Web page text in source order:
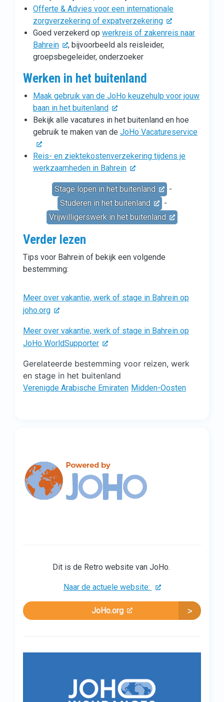
Offerte & Advies voor een internationale
zorgverzekering of expatverzekering
Goed verzekerd op werkreis of zakenreis naar
Bahrein
, bijvoorbeeld als reisleider,
groepsbegeleider, onderzoeker
Werken in het buitenland
Maak gebruik van de JoHo keuzehulp voor jouw
baan in het buitenland
Bekijk alle vacatures in het buitenland en hoe
gebruik te maken van de JoHo Vacatureservice
Reis- en ziektekostenverzekering tijdens je
werkzaamheden in Bahrein
Stage lopen in het buitenland
-
Studeren in het buitenland
-
Vrijwilligerswerk in het buitenland
Verder lezen
Tips voor Bahrein of bekijk een volgende
bestemming:
Meer over vakantie, werk of stage in Bahrein op
joho.org
Meer over vakantie, werk of stage in Bahrein op
JoHo WorldSupporter
Gerelateerde bestemming voor reizen, werk
en stage in het buitenland
Verenigde Arabische Emiraten Midden-Oosten
Dit is de Retro website van JoHo.
Naar de actuele website:
JoHo.org